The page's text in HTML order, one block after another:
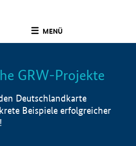
MENÜ
Info
GRW-Projekte
Deutschlandkarte
Beispiele erfolgreicher